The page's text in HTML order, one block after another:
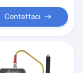
Contattaci